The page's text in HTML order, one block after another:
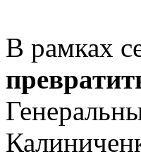
В рамках